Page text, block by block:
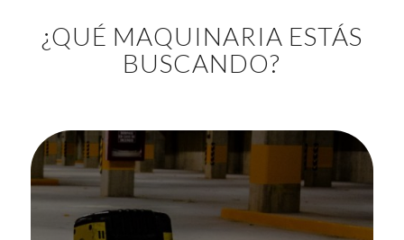
¿QUÉ MAQUINARIA ESTÁS
BUSCANDO?